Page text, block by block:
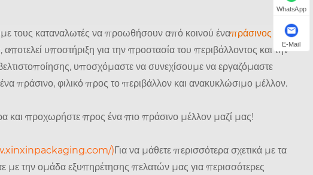
τους καταναλωτές να προωθήσουν από κοινού έναπράσινος
υποστήριξη για την προστασία του περιβάλλοντος και την
υποσχόμαστε να συνεχίσουμε να εργαζόμαστε
πράσινο, φιλικό προς το περιβάλλον και ανακυκλώσιμο μέλλον.
και προχωρήστε προς ένα πιο πράσινο μέλλον μαζί μας!
)Για να μάθετε περισσότερα σχετικά με τα
με την ομάδα εξυπηρέτησης πελατών μας για περισσότερες
WhatsApp
E-Mail